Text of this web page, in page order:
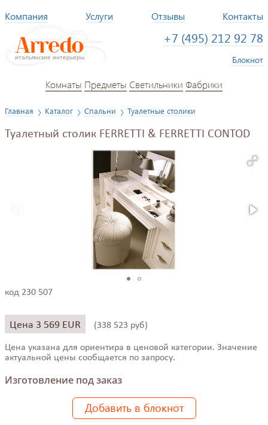
Компания Услуги Отзывы Контакты
+7 (495) 212 92 78
Блокнот
Комнаты Предметы Светильники Фабрики
Главная Каталог Спальни Туалетные столики
Туалетный столик FERRETTI & FERRETTI CONTOD
код 230 507
Цена 3 569 EUR (338 523 руб)
Цена указана для ориентира в ценовой категории. Значение
актуальной цены сообщается по запросу.
Изготовление под заказ
Добавить в блокнот